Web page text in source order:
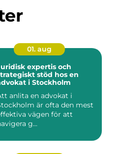
01. aug
expertis och
stöd hos en
i Stockholm
anlita en advokat i
är ofta den mest
vägen för att
g...